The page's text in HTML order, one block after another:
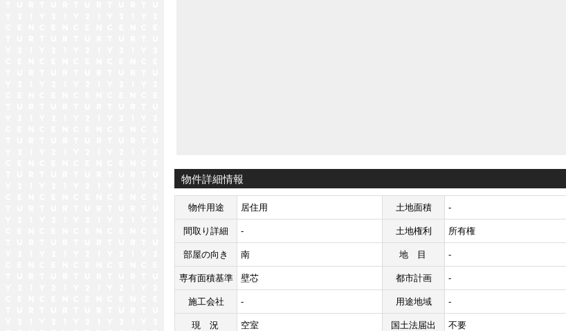
物件詳細情報
物件用途 居住用 土地面積 -
間取り詳細 - 土地権利 所有権
部屋の向き 南 地目 -
専有面積基準 壁芯 都市計画 -
施工会社 - 用途地域 -
現況 空室 国土法届出 不要